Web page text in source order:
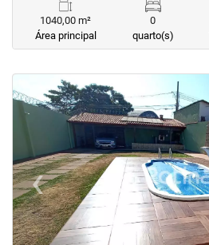
1040,00 m²
Área principal
0
quarto(s)
‹Previous